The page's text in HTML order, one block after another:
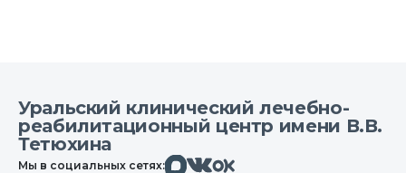
Уральский клинический лечебно-
реабилитационный центр имени В.В.
Тетюхина
Мы в социальных сетях:МаксВконтактеОдноклассники